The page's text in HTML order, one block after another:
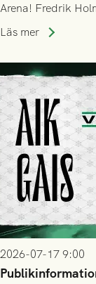
Arena! Fredrik
trupp till matchen:
Läs mer
2026-07-17 9:00